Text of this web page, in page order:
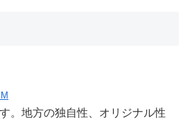
。地方の独自性、オリジナル性